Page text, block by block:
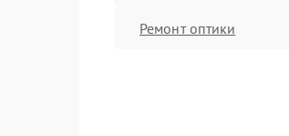
Ремонт оптики